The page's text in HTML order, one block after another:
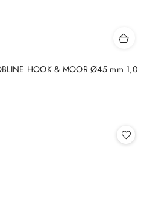
HOOK & MOOR Ø45 mm 1,0